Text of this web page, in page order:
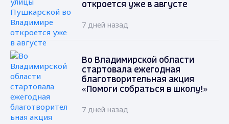
откроется уже в августе
7 дней назад
Во Владимирской области
стартовала ежегодная
благотворительная акция
«Помоги собраться в школу!»
7 дней назад